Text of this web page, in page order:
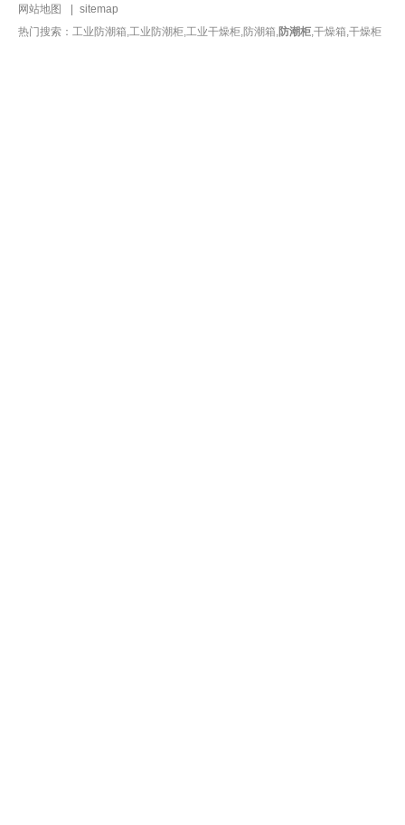
网站地图
sitemap
热门搜索：工业防潮箱,工业防潮柜,工业干燥柜,防潮箱,防潮柜,干燥箱,干燥柜